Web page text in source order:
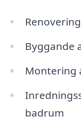
Byggande
Montering
badrum